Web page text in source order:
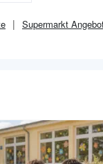
Supermarkt